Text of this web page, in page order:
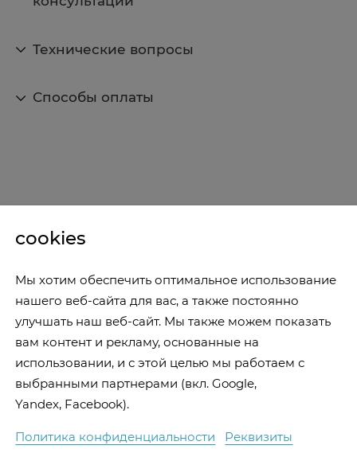
Технические вопросы
Способы оплаты
cookies
Мы хотим обеспечить оптимальное использование
нашего веб-сайта для вас, а также постоянно
улучшать наш веб-сайт. Мы также можем показать
вам контент и рекламу, основанные на
использовании, и с этой целью мы работаем с
выбранными партнерами (вкл. Google,
Yandex, Facebook).
Политика конфиденциальности Реквизиты